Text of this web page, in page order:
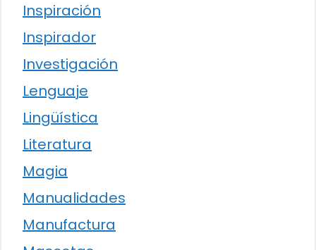
Inspiración
Inspirador
Investigación
Lenguaje
Lingüística
Literatura
Magia
Manualidades
Manufactura